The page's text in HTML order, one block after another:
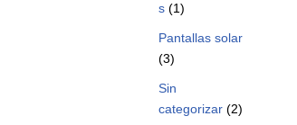
s (1)
Pantallas solar
(3)
Sin
categorizar (2)